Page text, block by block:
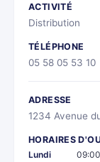
ACTIVITÉ
Distribution
TÉLÉPHONE
05 58 05 53 10
ADRESSE
1234 Avenue
HORAIRES
Lundi